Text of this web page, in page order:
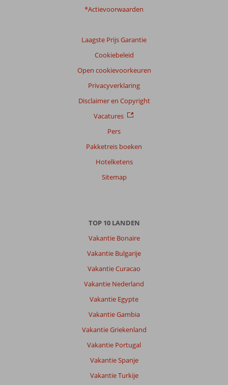
*Actievoorwaarden
Laagste Prijs Garantie
Cookiebeleid
Open cookievoorkeuren
Privacyverklaring
Disclaimer en Copyright
Vacatures
Pers
Pakketreis boeken
Hotelketens
Sitemap
TOP 10 LANDEN
Vakantie Bonaire
Vakantie Bulgarije
Vakantie Curacao
Vakantie Nederland
Vakantie Egypte
Vakantie Gambia
Vakantie Griekenland
Vakantie Portugal
Vakantie Spanje
Vakantie Turkije